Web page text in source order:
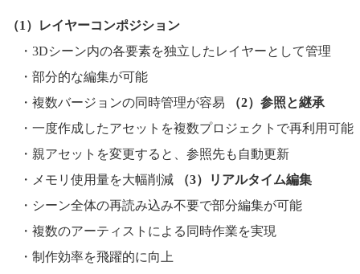
（1）レイヤーコンポジション
・3Dシーン内の各要素を独立したレイヤーとして管理
・部分的な編集が可能
・複数バージョンの同時管理が容易
（2）参照と継承
・一度作成したアセットを複数プロジェクトで再利用可能
・親アセットを変更すると、参照先も自動更新
・メモリ使用量を大幅削減
（3）リアルタイム編集
・シーン全体の再読み込み不要で部分編集が可能
・複数のアーティストによる同時作業を実現
・制作効率を飛躍的に向上